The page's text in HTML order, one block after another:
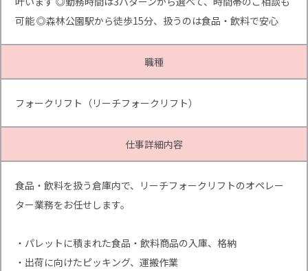
可能 ◎森林公園駅から徒歩15分、扱うのは食品・飲料で安心
職種
フォークリフト（リーチフォークリフト）
仕事詳細内容
食品・飲料を扱う倉庫内で、リーチフォークリフトのオペレー
ター業務をお任せします。
・パレットに積まれた食品・飲料商品の入庫、格納
・出荷に向けたピッキング、運搬作業